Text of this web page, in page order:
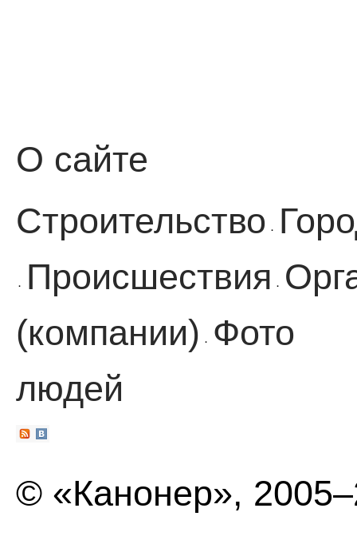
О сайте
Строительство ·
· Происшествия ·
(компании)
·
Фото
людей
© «Канонер»,